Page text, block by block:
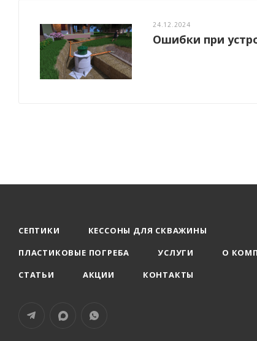
24.12.2024
Ошибки при
СЕПТИКИ
КЕССОНЫ ДЛЯ СКВАЖИНЫ
ПЛАСТИКОВЫЕ ПОГРЕБА
УСЛУГИ
О
СТАТЬИ
АКЦИИ КОНТАКТЫ